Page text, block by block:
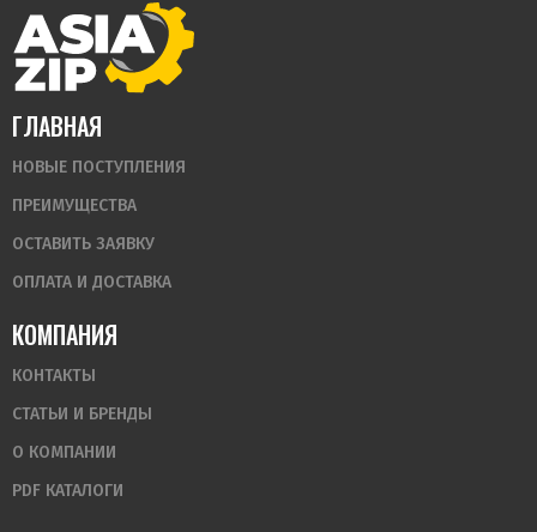
ГЛАВНАЯ
НОВЫЕ ПОСТУПЛЕНИЯ
ПРЕИМУЩЕСТВА
ОСТАВИТЬ ЗАЯВКУ
ОПЛАТА И ДОСТАВКА
КОМПАНИЯ
КОНТАКТЫ
СТАТЬИ И БРЕНДЫ
О КОМПАНИИ
PDF КАТАЛОГИ